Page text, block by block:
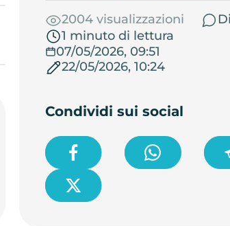
2004 visualizzazioni
1 minuto di lettura
07/05/2026, 09:51
22/05/2026, 10:24
Condividi sui social